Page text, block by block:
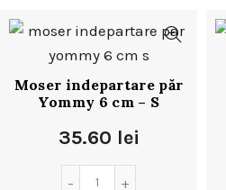
Moser indepartare păr
Yommy 6 cm – S
35.60 lei